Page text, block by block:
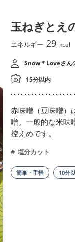
玉ねぎとえ
エネルギー 29 kcal
Snow＊Loveさん
15分以内
赤味噌（豆味噌）
噌。一般的な米味
控えめです。
塩分カット
簡単・手軽 10分